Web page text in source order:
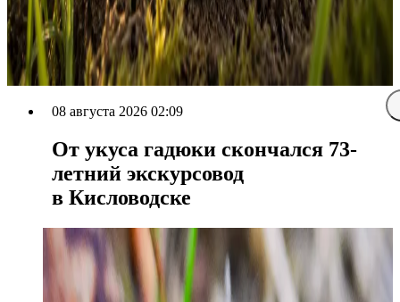
08 августа 2026 02:09
От укуса гадюки скончался 73-
летний экскурсовод
в Кисловодске